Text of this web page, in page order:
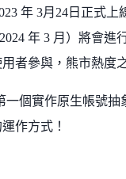
年 3月24日正式上
年 3 月）將會進
者參與，熊市熱度
一個實作原生帳號抽
作方式！